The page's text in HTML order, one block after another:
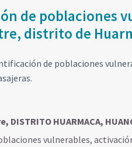
de poblaciones
distrito de
de poblaciones
DISTRITO HUARMACA,
vulnerables,